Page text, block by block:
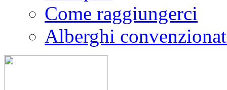
Come raggiungerci
Alberghi